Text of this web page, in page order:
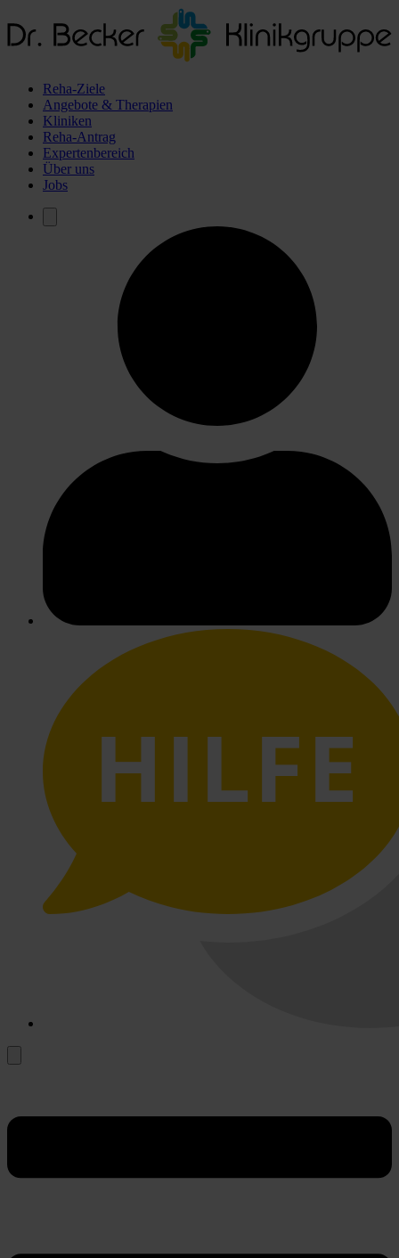
Reha-Ziele
Angebote & Therapien
Kliniken
Reha-Antrag
Expertenbereich
Über uns
Jobs
HILFE